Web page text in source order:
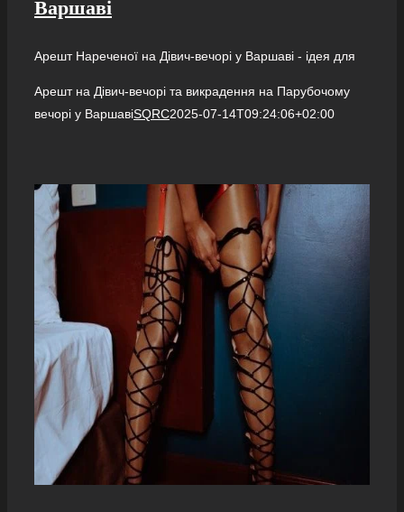
Варшаві
Арешт Нареченої на Дівич-вечорі у Варшаві - ідея для
Арешт на Дівич-вечорі та викрадення на Парубочому
вечорі у ВаршавіSQRC2025-07-14T09:24:06+02:00